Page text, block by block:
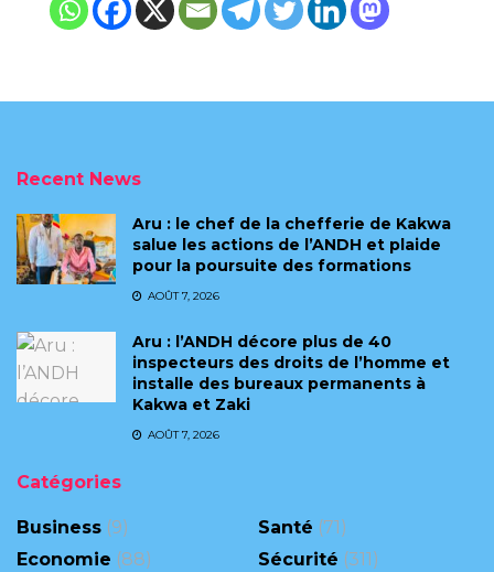
Recent News
Aru : le chef de la chefferie de Kakwa
salue les actions de l’ANDH et plaide
pour la poursuite des formations
AOÛT 7, 2026
Aru : l’ANDH décore plus de 40
inspecteurs des droits de l’homme et
installe des bureaux permanents à
Kakwa et Zaki
AOÛT 7, 2026
Catégories
Business (9)
Economie (88)
Santé (71)
Sécurité (311)